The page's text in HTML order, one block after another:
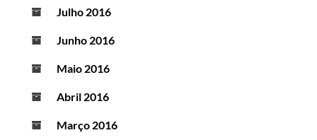
Julho 2016
Junho 2016
Maio 2016
Abril 2016
Março 2016